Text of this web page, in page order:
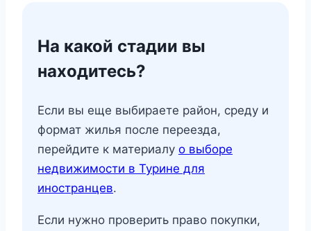
На какой стадии вы
находитесь?
Если вы еще выбираете район, среду и
формат жилья после переезда,
перейдите к материалу о выборе
недвижимости в Турине для
иностранцев.
Если нужно проверить право покупки,